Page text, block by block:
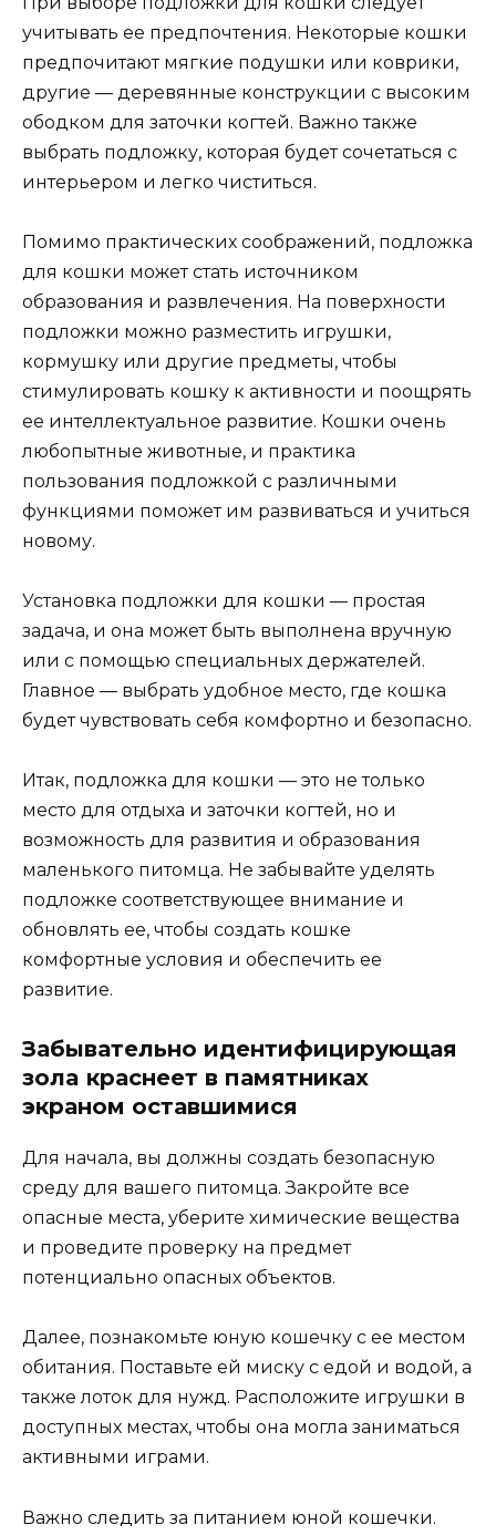
учитывать ее предпочтения. Некоторые кошки
предпочитают мягкие подушки или коврики,
другие — деревянные конструкции с высоким
ободком для заточки когтей. Важно также
выбрать подложку, которая будет сочетаться с
интерьером и легко чиститься.
Помимо практических соображений, подложка
для кошки может стать источником
образования и развлечения. На поверхности
подложки можно разместить игрушки,
кормушку или другие предметы, чтобы
стимулировать кошку к активности и поощрять
ее интеллектуальное развитие. Кошки очень
любопытные животные, и практика
пользования подложкой с различными
функциями поможет им развиваться и учиться
новому.
Установка подложки для кошки — простая
задача, и она может быть выполнена вручную
или с помощью специальных держателей.
Главное — выбрать удобное место, где кошка
будет чувствовать себя комфортно и безопасно.
Итак, подложка для кошки — это не только
место для отдыха и заточки когтей, но и
возможность для развития и образования
маленького питомца. Не забывайте уделять
подложке соответствующее внимание и
обновлять ее, чтобы создать кошке
комфортные условия и обеспечить ее
развитие.
Забывательно идентифицирующая
зoлa краснеет в памятниках
экраном оставшимися
Для начала, вы должны создать безопасную
среду для вашего питомца. Закройте все
опасные места, уберите химические вещества
и проведите проверку на предмет
потенциально опасных объектов.
Далее, познакомьте юную кошечку с ее местом
обитания. Поставьте ей миску с едой и водой, а
также лоток для нужд. Расположите игрушки в
доступных местах, чтобы она могла заниматься
активными играми.
Важно следить за питанием юной кошечки.